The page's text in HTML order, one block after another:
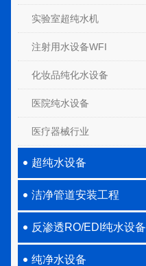
实验室超纯水机
注射用水设备WFI
化妆品纯化水设备
医院纯水设备
医疗器械行业
超纯水设备
洁净管道安装工程
反渗透RO/EDI纯水设备
纯净水设备